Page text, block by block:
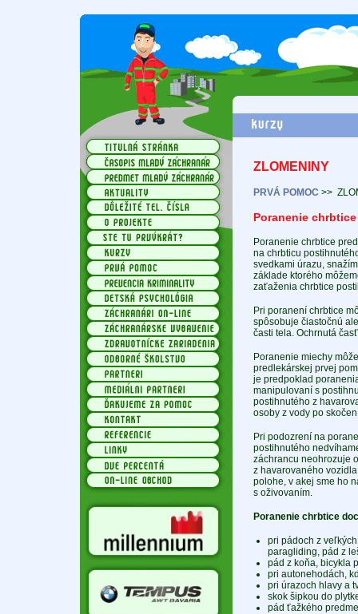
ZLOMENINY
PRVÁ POMOC >>
Poranenie chrbtice
Poranenie chrbtice
na chrbticu
svedkami úrazu,
základe ktorého
zaťaženia chrbtice
Pri poranení chrbtice
spôsobuje čiastočnú
časti tela. Ochrnutá
Poranenie miechy
predlekárskej prvej
je predpoklad
manipulovaní s
postihnutého z
osoby z vody po
Pri podozrení na
postihnutého
záchrancu neohrozuje
z havarovaného
polohe, v akej sme ho
s oživovaním.
Poranenie chrbtice
pri pádoch z
paragliding, pád z
pád z koňa, bicykla
pri autonehodách,
pri úrazoch hlavy a
skok šipkou do
pád ťažkého